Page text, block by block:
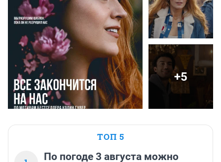
+5
ТОП 5
По погоде 3 августа можно